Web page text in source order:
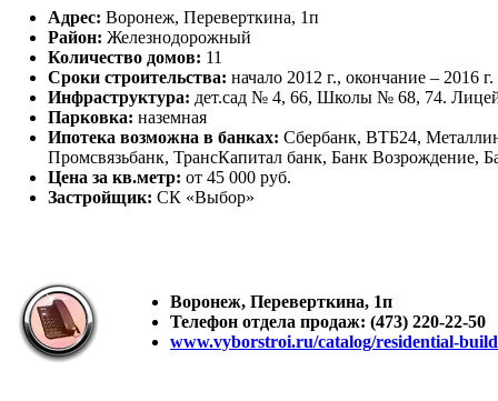
Адрес: Воронеж, Переверткина, 1п
Район: Железнодорожный
Количество домов: 11
Сроки строительства: начало 2012 г., окончание – 2016 г.
Инфраструктура: дет.сад № 4, 66, Школы № 68, 74.
Парковка: наземная
Ипотека возможна в банках: Сбербанк, ВТБ24,
Промсвязьбанк, ТрансКапитал банк, Банк Возрождение,
Цена за кв.метр: от 45 000 руб.
Застройщик: СК «Выбор»
Воронеж, Переверткина, 1п
Телефон отдела продаж: (473) 220-22-50
www.vyborstroi.ru/catalog/residential-